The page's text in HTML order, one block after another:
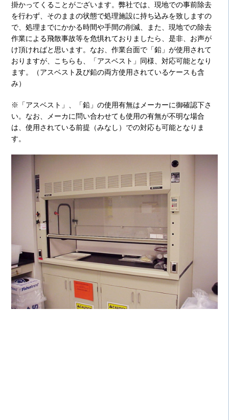
掛かってくることがございます。弊社では、現地での事前除去
を行わず、そのままの状態で処理施設に持ち込みを致しますの
で、処理までにかかる時間や手間の削減、また、現地での除去
作業による飛散事故等を危惧れておりましたら、是非、お声が
け頂ければと思います。なお、作業台面で「鉛」が使用されて
おりますが、こちらも、「アスベスト」同様、対応可能となり
ます。（アスベスト及び鉛の両方使用されているケースも含
み）
※「アスベスト」、「鉛」の使用有無はメーカーに御確認下さ
い。なお、メーカに問い合わせても使用の有無が不明な場合
は、使用されている前提（みなし）での対応も可能となりま
す。